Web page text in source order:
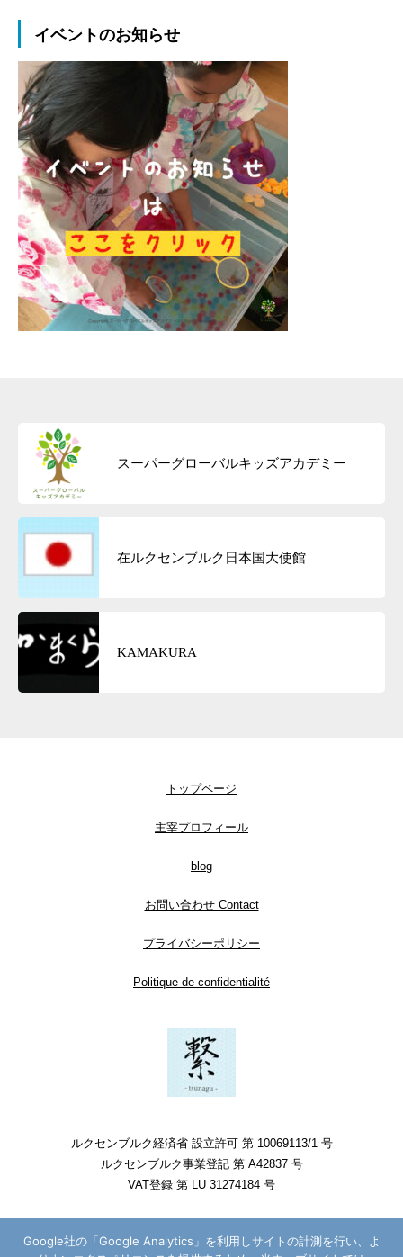
イベントのお知らせ
スーパーグローバルキッズアカデミー
在ルクセンブルク日本国大使館
KAMAKURA
トップページ
主宰プロフィール
blog
お問い合わせ Contact
プライバシーポリシー
Politique de confidentialité
ルクセンブルク経済省 設立許可 第 10069113/1 号
ルクセンブルク事業登記 第 A42837 号
VAT登録 第 LU 31274184 号
Google社の「Google Analytics」を利用しサイトの計測を行い、よ